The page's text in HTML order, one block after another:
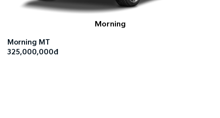
Morning
Morning MT
325,000,000đ